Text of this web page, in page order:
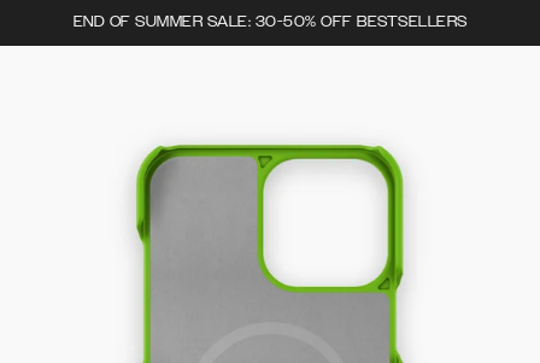
END OF SUMMER SALE: 30-50% OFF BESTSELLERS